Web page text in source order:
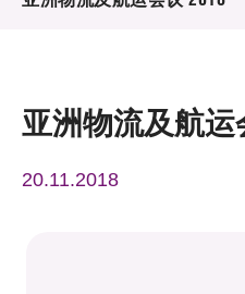
亚洲物流及航
20.11.2018